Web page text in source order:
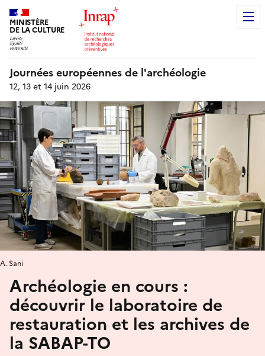
MINISTÈRE
DE LA CULTURE
Journées européennes de l'archéologie
12, 13 et 14 juin 2026
Archéologie en cours :
découvrir le laboratoire de
restauration et les archives de
la SABAP-TO
A. Sani